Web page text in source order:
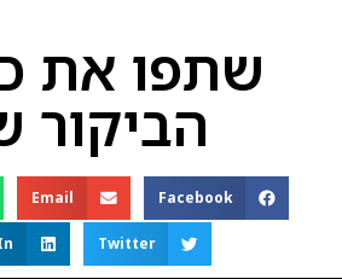
שתפו את
הביקור
Facebook
Email
Twitter